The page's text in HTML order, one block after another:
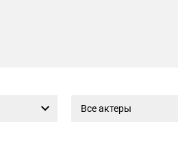
Все актеры